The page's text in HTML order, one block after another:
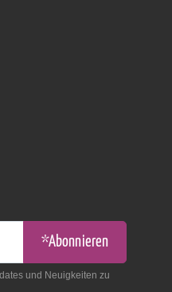
*Abonnieren
und Neuigkeiten zu